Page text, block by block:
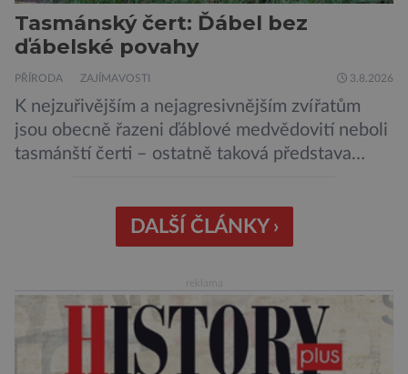
Tasmánský čert: Ďábel bez
ďábelské povahy
PŘÍRODA ZAJÍMAVOSTI 3.8.2026
K nejzuřivějším a nejagresivnějším zvířatům
jsou obecně řazeni ďáblové medvědovití neboli
tasmánští čerti – ostatně taková představa
ostrově Tasmánie, si však takovou nálepku
vůbec nezaslouží. Fakticky se totiž spíše než o
plaché živočichy. Velikostně […]
DALŠÍ ČLÁNKY ›